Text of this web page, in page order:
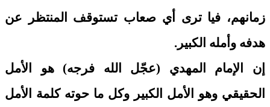
زمانهم، فيا ترى أي صعاب تستوقف المنتظر عن
هدفه وأمله الكبير.
إن الإمام المهدي (عجّل الله فرجه) هو الأمل
الحقيقي وهو الأمل الكبير وكل ما حوته كلمة الأمل